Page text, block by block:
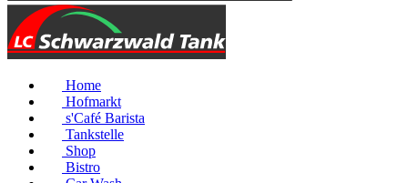
Home
Hofmarkt
s'Café Barista
Tankstelle
Shop
Bistro